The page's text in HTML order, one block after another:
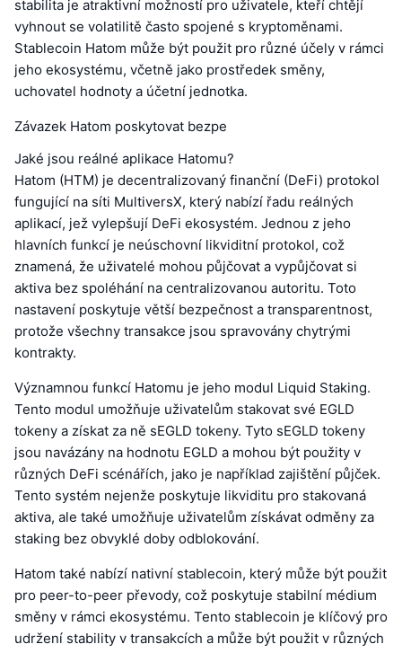
stabilita je atraktivní možností pro uživatele, kteří chtějí
vyhnout se volatilitě často spojené s kryptoměnami.
Stablecoin Hatom může být použit pro různé účely v rámci
jeho ekosystému, včetně jako prostředek směny,
uchovatel hodnoty a účetní jednotka.
Závazek Hatom poskytovat bezpe
Jaké jsou reálné aplikace Hatomu?
Hatom (HTM) je decentralizovaný finanční (DeFi) protokol
fungující na síti MultiversX, který nabízí řadu reálných
aplikací, jež vylepšují DeFi ekosystém. Jednou z jeho
hlavních funkcí je neúschovní likviditní protokol, což
znamená, že uživatelé mohou půjčovat a vypůjčovat si
aktiva bez spoléhání na centralizovanou autoritu. Toto
nastavení poskytuje větší bezpečnost a transparentnost,
protože všechny transakce jsou spravovány chytrými
kontrakty.
Významnou funkcí Hatomu je jeho modul Liquid Staking.
Tento modul umožňuje uživatelům stakovat své EGLD
tokeny a získat za ně sEGLD tokeny. Tyto sEGLD tokeny
jsou navázány na hodnotu EGLD a mohou být použity v
různých DeFi scénářích, jako je například zajištění půjček.
Tento systém nejenže poskytuje likviditu pro stakovaná
aktiva, ale také umožňuje uživatelům získávat odměny za
staking bez obvyklé doby odblokování.
Hatom také nabízí nativní stablecoin, který může být použit
pro peer-to-peer převody, což poskytuje stabilní médium
směny v rámci ekosystému. Tento stablecoin je klíčový pro
udržení stability v transakcích a může být použit v různých